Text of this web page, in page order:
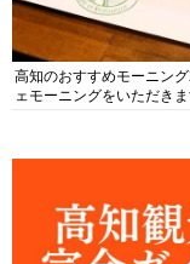
高知のおすすめモーニン
ェモーニングをいただきま